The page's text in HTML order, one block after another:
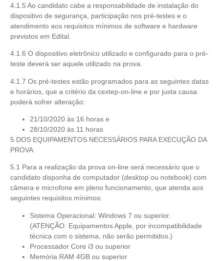
4.1.5 Ao candidato cabe a responsabilidade de instalação do
dispositivo de segurança, participação nos pré-testes e o
atendimento aos requisitos mínimos de software e hardware
previstos em Edital.
4.1.6 O dispositivo eletrônico utilizado e configurado para o pré-
teste deverá ser aquele utilizado na prova.
4.1.7 Os pré-testes estão programados para as seguintes datas
e horários, que a critério da cextep-on-line e por justa causa
poderá sofrer alteração:
21/10/2020 às 16 horas e
28/10/2020 às 11 horas
5 DOS EQUIPAMENTOS NECESSÁRIOS PARA EXECUÇÃO DA
PROVA
5.1 Para a realização da prova on-line será necessário que o
candidato disponha de computador (desktop ou notebook) com
câmera e microfone em pleno funcionamento, que atenda aos
seguintes requisitos mínimos:
Sistema Operacional: Windows 7 ou superior.
(ATENÇÃO: Equipamentos Apple, por incompatibilidade
técnica com o sistema, não serão permitidos.)
Processador Core i3 ou superior
Memória RAM 4GB ou superior